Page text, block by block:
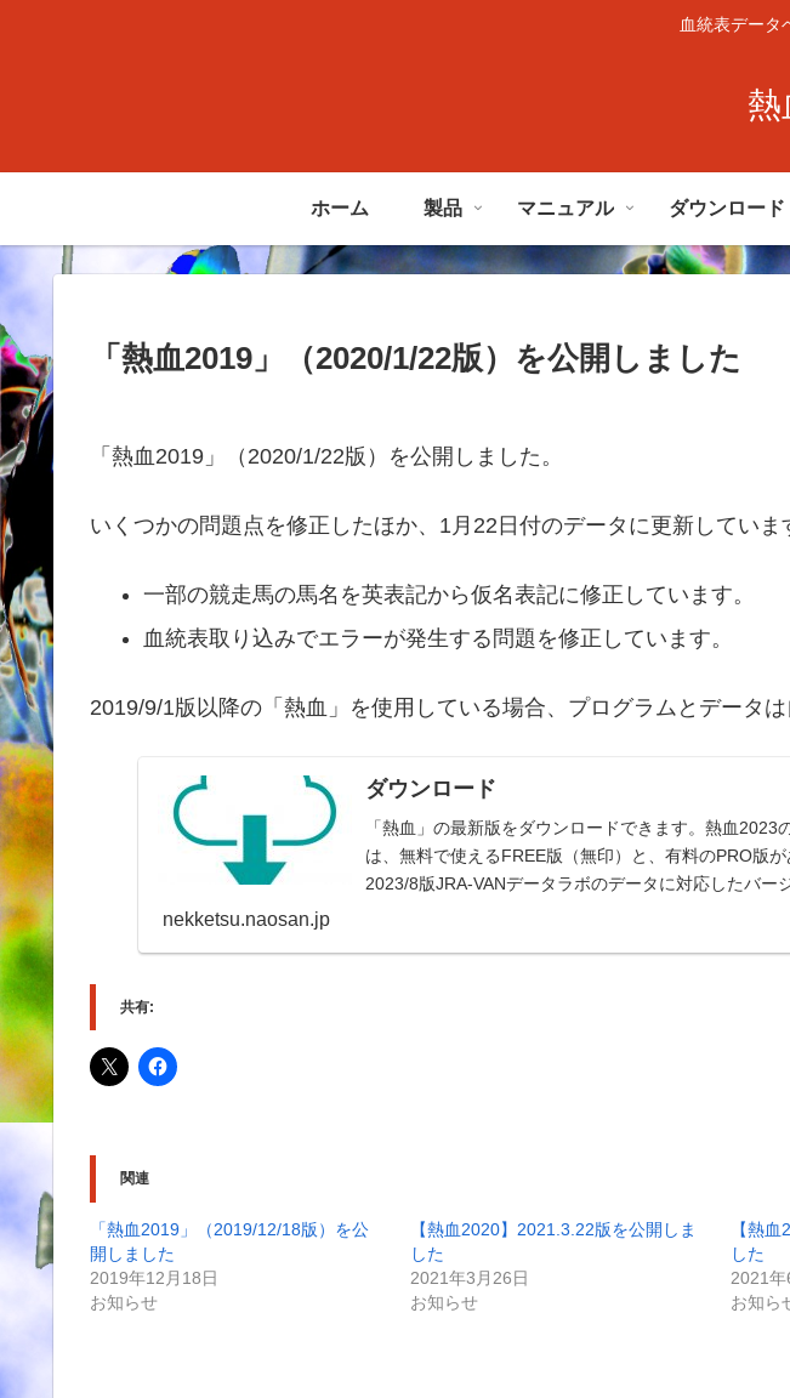
血統表データ
熱
ホーム 製品 マニュアル ダウンロード
「熱血2019」（2020/1/22版）を公開しました
「熱血2019」（2020/1/22版）を公開しました。
いくつかの問題点を修正したほか、1月22日付のデータに更新していま
一部の競走馬の馬名を英表記から仮名表記に修正しています。
血統表取り込みでエラーが発生する問題を修正しています。
2019/9/1版以降の「熱血」を使用している場合、プログラムとデータは
ダウンロード
「熱血」の最新版をダウンロードできます。熱血2023
は、無料で使えるFREE版（無印）と、有料のPRO版
2023/8版JRA-VANデータラボのデータに対応したバー
nekketsu.naosan.jp
共有:
関連
「熱血2019」（2019/12/18版）を公
開しました
2019年12月18日
お知らせ
【熱血2020】2021.3.22版を公開しま
した
2021年3月26日
お知らせ
【熱
した
2021年
お知ら